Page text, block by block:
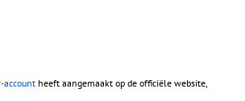
accountheeft aangemaakt op de officiële website,